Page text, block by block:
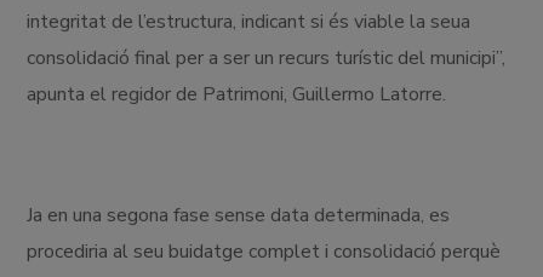
integritat de l’estructura, indicant si és viable la seua
consolidació final per a ser un recurs turístic del municipi”,
apunta el regidor de Patrimoni, Guillermo Latorre.
Ja en una segona fase sense data determinada, es
procediria al seu buidatge complet i consolidació perquè